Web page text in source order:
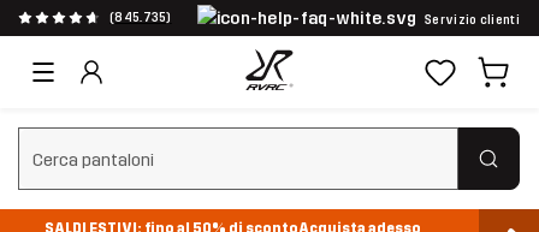
(845.735) Servizio clienti
Cancella ricerca
SALDI ESTIVI: fino al 50% di scontoAcquista adesso